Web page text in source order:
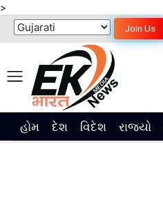
>
Join Us
હોમ દેશ વિદેશ રાજ્યો